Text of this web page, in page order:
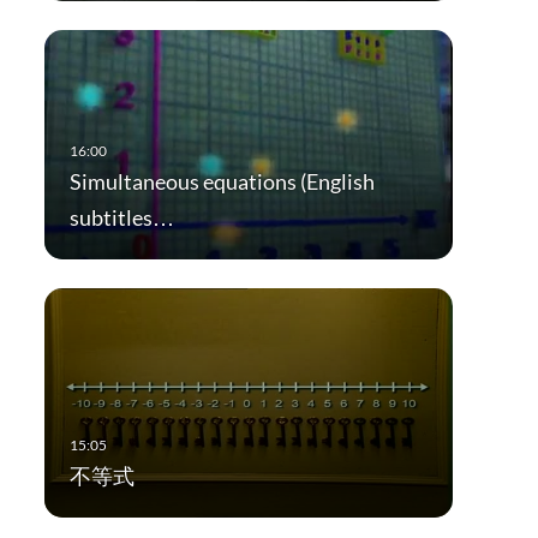
Simultaneous equations (English
subtitles…
不等式